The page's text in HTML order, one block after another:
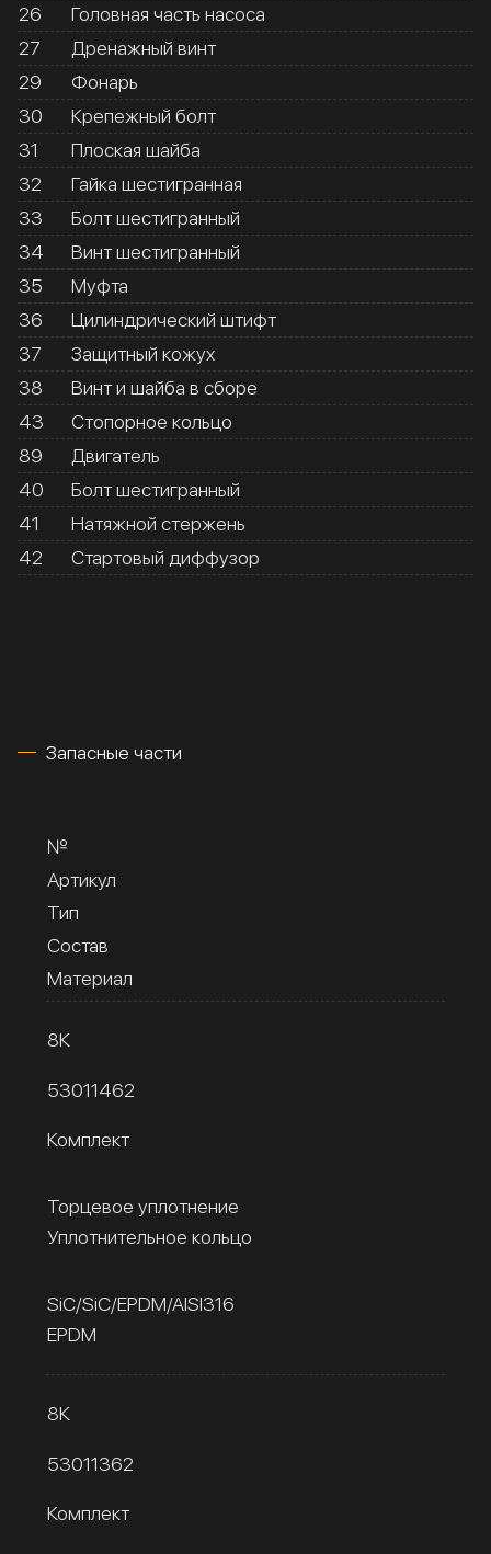
26
Головная часть насоса
27
Дренажный винт
29
Фонарь
30
Крепежный болт
31
Плоская шайба
32
Гайка шестигранная
33
Болт шестигранный
34
Винт шестигранный
35
Муфта
36
Цилиндрический штифт
37
Защитный кожух
38
Винт и шайба в сборе
43
Стопорное кольцо
89
Двигатель
40
Болт шестигранный
41
Натяжной стержень
42
Стартовый диффузор
Запасные части
№
Артикул
Тип
Состав
Материал
8К
53011462
Комплект
Торцевое уплотнение
Уплотнительное кольцо
SiC/SiC/EPDM/AISI316
EPDM
8К
53011362
Комплект